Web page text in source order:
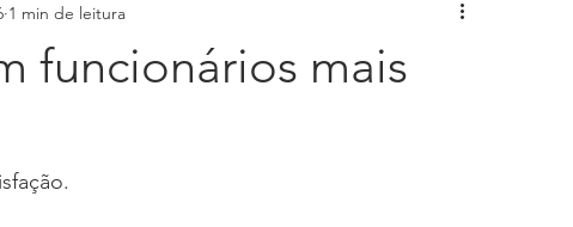
Distribuição Online
funcionários mais
1 min de leitura